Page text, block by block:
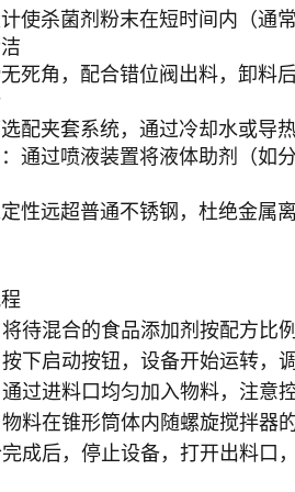
使杀菌剂粉末在短时间内（通
死角，配合错位阀出料，卸料
配夹套系统，通过冷却水或导
通过喷液装置将液体助剂（如
性远超普通不锈钢，杜绝金属
待混合的食品添加剂按配方比
下启动按钮，设备开始运转，
过进料口均匀加入物料，注意
料在锥形筒体内随螺旋搅拌器
成后，停止设备，打开出料口